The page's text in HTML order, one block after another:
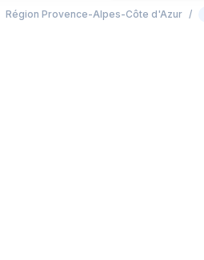
Région Provence-Alpes-Côte d'Azur /